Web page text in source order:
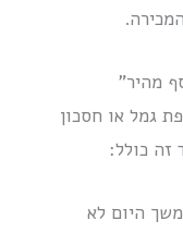
מהיר”
גמל או חסכון
זה כולל:
היום לא